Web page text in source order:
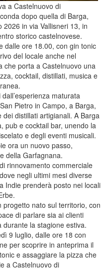
a Castelnuovo di
dopo quella di Barga,
in via Vallisneri 13, in
storico castelnovese.
dalle ore 18.00, con gin tonic
del locale anche nel
che porta a Castelnuovo una
cocktail, distillati, musica e
maturata
Pietro in Campo, a Barga,
distillati artigianali. A Barga
pub e cocktail bar, unendo la
e degli eventi musicali.
ora un nuovo passo,
della Garfagnana.
rinnovamento commerciale
negli ultimi mesi diverse
Indie prenderà posto nei locali
nato sul territorio, con
di parlare sia ai clienti
durante la stagione estiva.
9 luglio, dalle ore 18 con
per scoprire in anteprima il
e assaggiare la pizza che
a Castelnuovo di